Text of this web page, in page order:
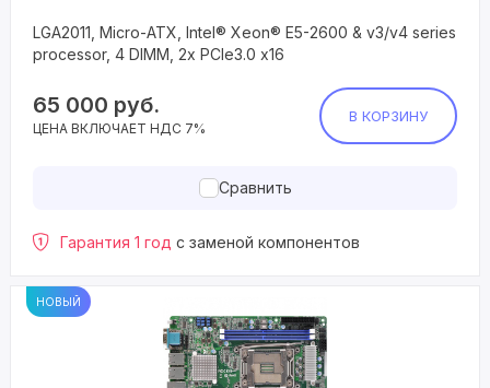
LGA2011, Micro-ATX, Intel® Xeon® E5-2600 & v3/v4 series
processor, 4 DIMM, 2x PCIe3.0 x16
65 000 руб.
ЦЕНА ВКЛЮЧАЕТ НДС 7%
В КОРЗИНУ
Сравнить
Гарантия 1 год с заменой компонентов
НОВЫЙ